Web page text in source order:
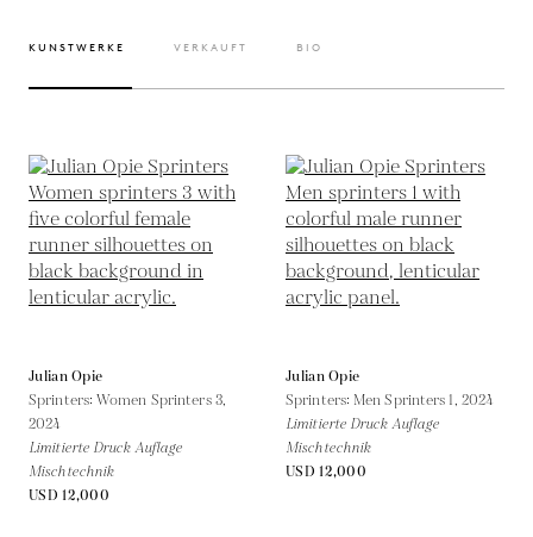
KUNSTWERKE VERKAUFT BIO
Julian Opie
Sprinters: Women Sprinters 3,
2024
Limitierte Druck Auflage
Mischtechnik
USD 12,000
Julian Opie
Sprinters: Men Sprinters 1, 2024
Limitierte Druck Auflage
Mischtechnik
USD 12,000